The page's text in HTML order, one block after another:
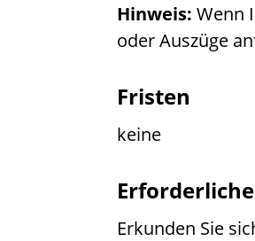
Hinweis: Wenn
oder Auszüge
Fristen
keine
Erkunden Sie